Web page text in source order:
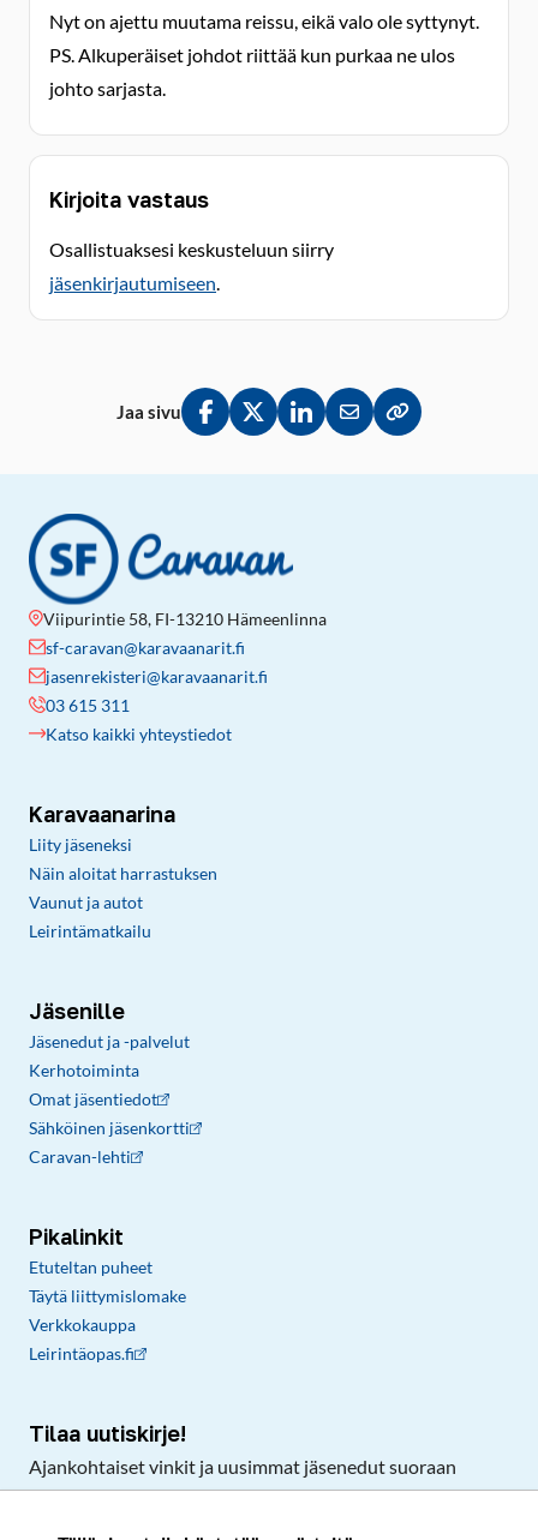
Nyt on ajettu muutama reissu, eikä valo ole syttynyt.
PS. Alkuperäiset johdot riittää kun purkaa ne ulos
johto sarjasta.
Kirjoita vastaus
Osallistuaksesi keskusteluun siirry
jäsenkirjautumiseen.
Jaa sivu
Jaa Facebookissa
Jaa Twitterissä
Jaa LinkedInissä
Jaa sähköpostitse
Kopioi linkki
Viipurintie 58, FI-13210 Hämeenlinna
sf-caravan@karavaanarit.fi
jasenrekisteri@karavaanarit.fi
03 615 311
Katso kaikki yhteystiedot
Karavaanarina
Liity jäseneksi
Näin aloitat harrastuksen
Vaunut ja autot
Leirintämatkailu
Jäsenille
Jäsenedut ja -palvelut
Kerhotoiminta
Omat jäsentiedot
Sähköinen jäsenkortti
Caravan-lehti
Pikalinkit
Etuteltan puheet
Täytä liittymislomake
Verkkokauppa
Leirintäopas.fi
Tilaa uutiskirje!
Ajankohtaiset vinkit ja uusimmat jäsenedut suoraan